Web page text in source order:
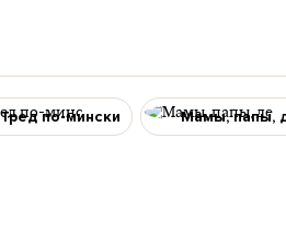
Тред по-мински Мамы, папы,